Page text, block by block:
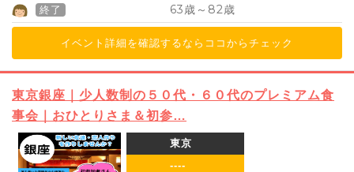
終了 63歳～ 82歳
イベント詳細を確認するならココからチェック
東京銀座｜少人数制の５０代・６０代のプレミアム食
事会｜おひとりさま＆初参…
東京
----